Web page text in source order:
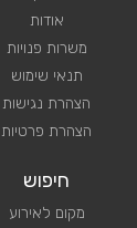
אודות
משרות פנויות
תנאי שימוש
הצהרת נגישות
הצהרת פרטיות
חיפוש
מקום לאירוע